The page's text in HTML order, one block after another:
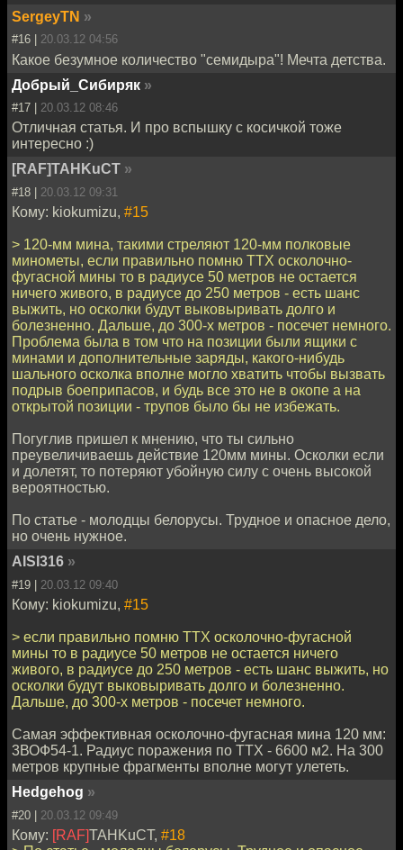
SergeyTN »
#16 | 20.03.12 04:56
Какое безумное количество "семидыра"! Мечта детства.
Добрый_Сибиряк »
#17 | 20.03.12 08:46
Отличная статья. И про вспышку с косичкой тоже
интересно :)
[RAF]TAHKuCT »
#18 | 20.03.12 09:31
Кому: kiokumizu, #15
> 120-мм мина, такими стреляют 120-мм полковые
минометы, если правильно помню ТТХ осколочно-
фугасной мины то в радиусе 50 метров не остается
ничего живого, в радиусе до 250 метров - есть шанс
выжить, но осколки будут выковыривать долго и
болезненно. Дальше, до 300-х метров - посечет немного.
Проблема была в том что на позиции были ящики с
минами и дополнительные заряды, какого-нибудь
шального осколка вполне могло хватить чтобы вызвать
подрыв боеприпасов, и будь все это не в окопе а на
открытой позиции - трупов было бы не избежать.
Погуглив пришел к мнению, что ты сильно
преувеличиваешь действие 120мм мины. Осколки если
и долетят, то потеряют убойную силу с очень высокой
вероятностью.
По статье - молодцы белорусы. Трудное и опасное дело,
но очень нужное.
AISI316 »
#19 | 20.03.12 09:40
Кому: kiokumizu, #15
> если правильно помню ТТХ осколочно-фугасной
мины то в радиусе 50 метров не остается ничего
живого, в радиусе до 250 метров - есть шанс выжить, но
осколки будут выковыривать долго и болезненно.
Дальше, до 300-х метров - посечет немного.
Самая эффективная осколочно-фугасная мина 120 мм:
3ВОФ54-1. Радиус поражения по ТТХ - 6600 м2. На 300
метров крупные фрагменты вполне могут улететь.
Hedgehog »
#20 | 20.03.12 09:49
Кому: [RAF]TAHKuCT, #18